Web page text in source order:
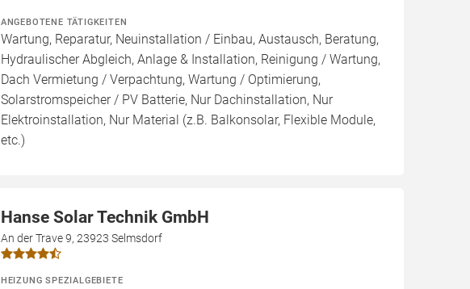
ANGEBOTENE TÄTIGKEITEN
Wartung, Reparatur, Neuinstallation / Einbau, Austausch, Beratung,
Hydraulischer Abgleich, Anlage & Installation, Reinigung / Wartung,
Dach Vermietung / Verpachtung, Wartung / Optimierung,
Solarstromspeicher / PV Batterie, Nur Dachinstallation, Nur
Elektroinstallation, Nur Material (z.B. Balkonsolar, Flexible Module,
etc.)
Hanse Solar Technik GmbH
An der Trave 9, 23923 Selmsdorf
HEIZUNG SPEZIALGEBIETE